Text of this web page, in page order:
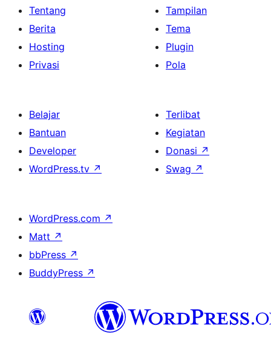
Tentang
Berita
Hosting
Privasi
Tampilan
Tema
Plugin
Pola
Belajar
Bantuan
Developer
WordPress.tv ↗
Terlibat
Kegiatan
Donasi ↗
Swag ↗
WordPress.com ↗
Matt ↗
bbPress ↗
BuddyPress ↗